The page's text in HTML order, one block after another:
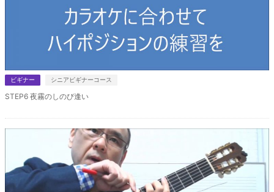
ビギナー シニアビギナーコース
STEP6 夜霧のしのび逢い